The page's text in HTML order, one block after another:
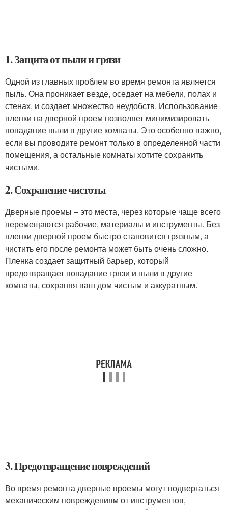
1. Защита от пыли и грязи
Одной из главных проблем во время ремонта является
пыль. Она проникает везде, оседает на мебели, полах и
стенах, и создает множество неудобств. Использование
пленки на дверной проем позволяет минимизировать
попадание пыли в другие комнаты. Это особенно важно,
если вы проводите ремонт только в определенной части
помещения, а остальные комнаты хотите сохранить
чистыми.
2. Сохранение чистоты
Дверные проемы – это места, через которые чаще всего
перемещаются рабочие, материалы и инструменты. Без
пленки дверной проем быстро становится грязным, а
чистить его после ремонта может быть очень сложно.
Пленка создает защитный барьер, который
предотвращает попадание грязи и пыли в другие
комнаты, сохраняя ваш дом чистым и аккуратным.
3. Предотвращение повреждений
Во время ремонта дверные проемы могут подвергаться
механическим повреждениям от инструментов,